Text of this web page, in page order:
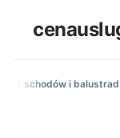
schodów i balustrad